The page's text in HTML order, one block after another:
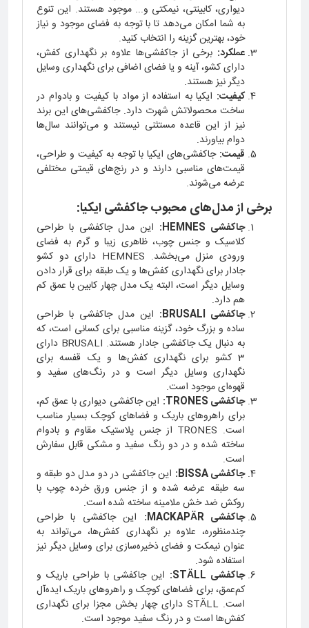
دیواری، کابینتی، نیمکتی و... موجود هستند. این تنوع
به شما امکان می‌دهد تا با توجه به فضای موجود و نیاز
خود، بهترین گزینه را انتخاب کنید.
عملکرد: برخی از جاکفشی‌ها علاوه بر نگهداری کفش،
دارای کشو، آینه و یا فضای اضافی برای نگهداری وسایل
دیگر نیز هستند.
کیفیت: ایکیا به استفاده از مواد با کیفیت و بادوام در
ساخت محصولاتش شهرت دارد. جاکفشی‌های این برند
نیز از این قاعده مستثنی نیستند و می‌توانند سال‌ها
دوام بیاورند.
قیمت: جاکفشی‌های ایکیا با توجه به کیفیت و طراحی،
قیمت‌های مناسبی دارند و در رنج‌های قیمتی مختلفی
عرضه می‌شوند.
برخی از مدل‌های محبوب جاکفشی ایکیا:
جاکفشی HEMNES:
این مدل جاکفشی با طراحی
کلاسیک و جنس چوب، ظاهری زیبا و گرم به فضای
ورودی منزل می‌بخشد. HEMNES دارای دو کشو
جادار برای نگهداری کفش‌ها و یک طبقه برای قرار دادن
وسایل دیگر است، البته یک مدل چهار کابین با عمق کم
هم دارد.
جاکفشی BRUSALI:
این مدل جاکفشی با طراحی
ساده و بزرگ خود، گزینه مناسبی برای کسانی است، که
به دنبال یک جاکفشی جادار هستند. BRUSALI دارای
3 کشو برای نگهداری کفش‌ها و یک قفسه برای
نگهداری وسایل دیگر است و در رنگ‌های سفید و
قهوه‌ای موجود است.
جاکفشی TRONES:
این جاکفشی دیواری با عمق کم،
برای راهروهای باریک و فضاهای کوچک بسیار مناسب
است. TRONES از جنس پلاستیک مقاوم و بادوام
ساخته شده و در دو رنگ سفید و مشکی قابل سفارش
است.
جاکفشی BISSA:
این جاکفشی در دو مدل دو طبقه و
سه طبقه عرضه شده و از جنس ورق خرده چوب با
روکش ضد خش ملامینه ساخته شده است.
جاکفشی MACKAPÄR:
این جاکفشی با طراحی
چندمنظوره، علاوه بر نگهداری کفش‌ها، می‌تواند به
عنوان نیمکت و فضای ذخیره‌سازی برای وسایل دیگر نیز
استفاده شود.
جاکفشی STÄLL:
این جاکفشی با طراحی باریک و
کم‌عمق، برای فضاهای کوچک و راهروهای باریک ایده‌آل
است. STÄLL دارای چهار بخش مجزا برای نگهداری
کفش‌ها است و در رنگ سفید موجود است.